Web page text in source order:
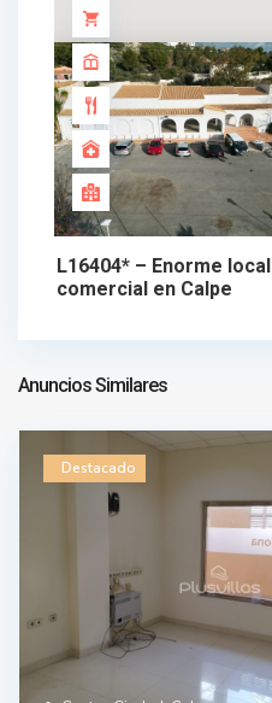
3.175.000 €
L16404* – Enorme local
comercial en Calpe
3.175.000 €
Anuncios Similares
Destacado